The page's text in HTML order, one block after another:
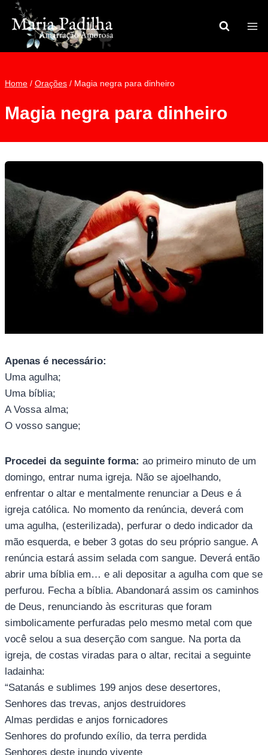
Pular
para
Conteúdo
Home / Orações / Magia negra para dinheiro
Magia negra para dinheiro
Apenas é necessário:
Uma agulha;
Uma bíblia;
A Vossa alma;
O vosso sangue;
Procedei da seguinte forma: ao primeiro minuto de um
domingo, entrar numa igreja. Não se ajoelhando,
enfrentar o altar e mentalmente renunciar a Deus e á
igreja católica. No momento da renúncia, deverá com
uma agulha, (esterilizada), perfurar o dedo indicador da
mão esquerda, e beber 3 gotas do seu próprio sangue. A
renúncia estará assim selada com sangue. Deverá então
abrir uma bíblia em… e ali depositar a agulha com que se
perfurou. Fecha a bíblia. Abandonará assim os caminhos
de Deus, renunciando às escrituras que foram
simbolicamente perfuradas pelo mesmo metal com que
você selou a sua deserção com sangue. Na porta da
igreja, de costas viradas para o altar, recitai a seguinte
ladainha:
“Satanás e sublimes 199 anjos dese desertores,
Senhores das trevas, anjos destruidores
Almas perdidas e anjos fornicadores
Senhores do profundo exílio, da terra perdida
Senhores deste inundo vivente